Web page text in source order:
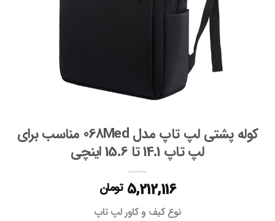
کوله پشتی لپ تاپ مدل 068Med مناسب برای
لپ تاپ 14.1 تا 15.6 اینچی
5,212,116 تومان
نوع کیف و کاور لپ تاپ